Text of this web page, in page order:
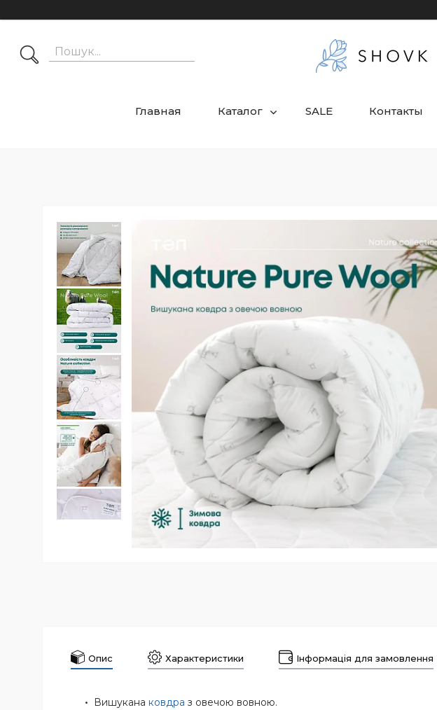
Главная Каталог SALE Контакты
Опис Характеристики Інформація для замовлення
Вишукана ковдра з овечою вовною.